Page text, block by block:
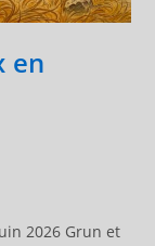
en
2026 Grun et